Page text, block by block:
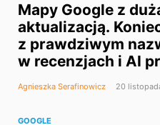
Mapy Google z
aktualizacją.
z prawdziwym
w recenzjach i AI
wolne ładowarki EV
Agnieszka Serafinowicz 20
GOOGLE